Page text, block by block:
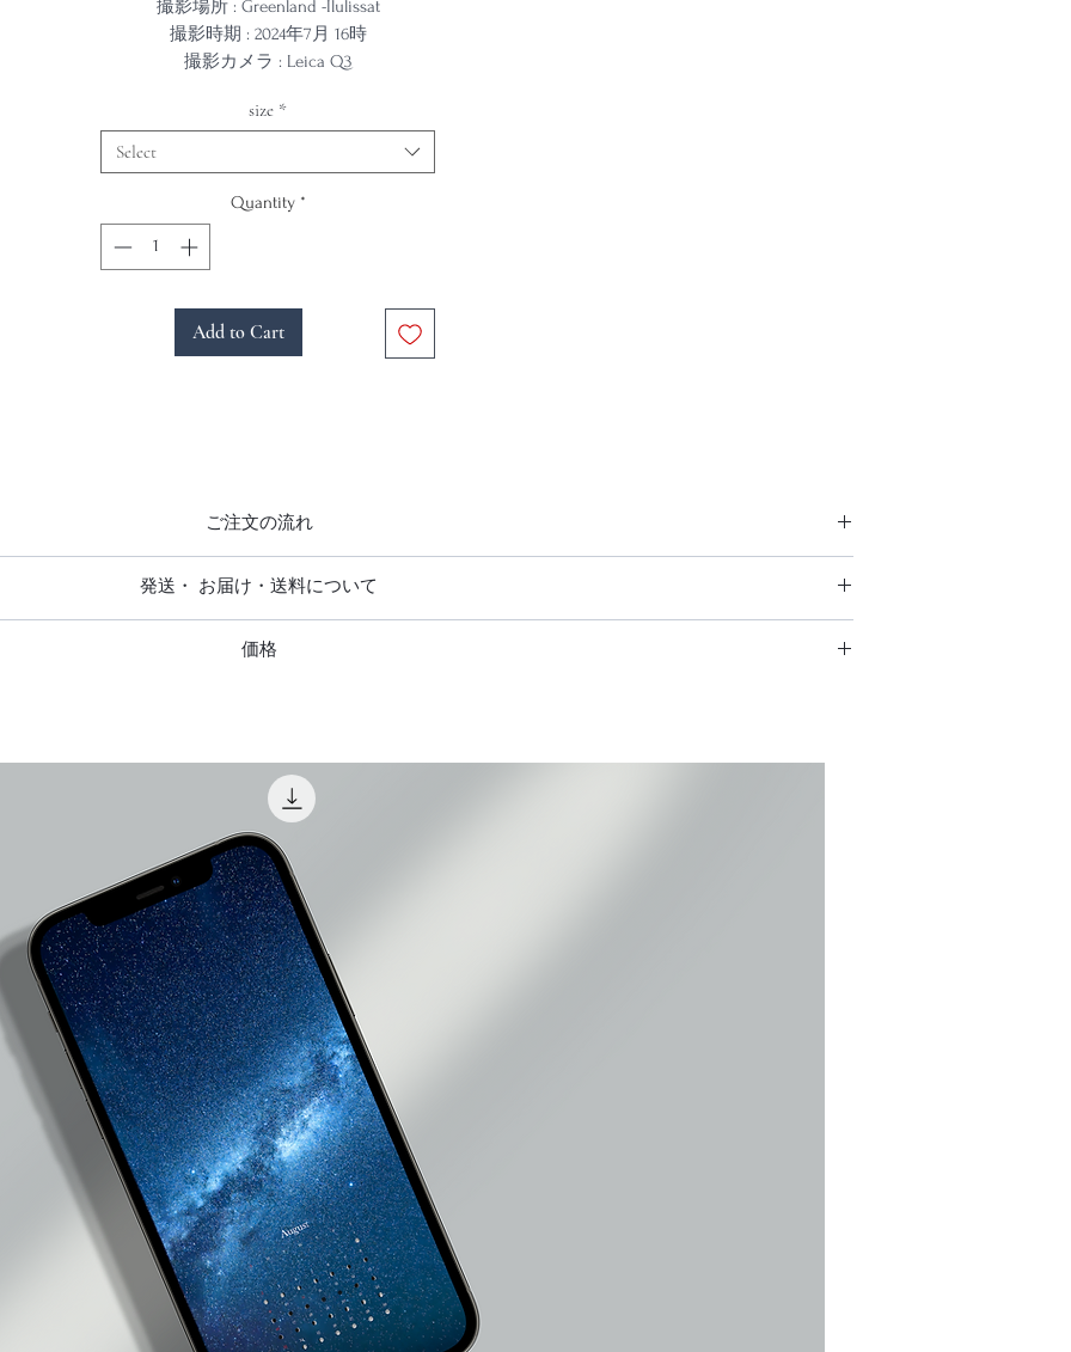
撮影場所 : Greenland -Ilulissat
撮影時期 : 2024年7月 16時
撮影カメラ : Leica Q3
印刷紙 ディープマット
表面反射を極限まで抑えた無光沢の印画紙です。
の表面反射が少ないため、ベルベットのように非常に柔らかで繊細か
仕上がり マット
Mサイズ
外寸 約226mm×313mm×12mm
マット窓寸 約148mm×98mm
size *
Select
Quantity *
Add to Cart
ご注文の流れ
仕上がりお届けまでに3週間前後お時間をいただいております。
発送・ お届け・送料について
追跡調査はありません。
ご注意
オーダー後、お支払い手続きをメールにてご案内いたします。
にて送信されますのでお届け先のお名前やご住所に誤りがないかご確認ください。
た場合はメールに記載されているclearのメールアドレスまでご連絡ください。
ご利用金融機関所定のお支払い手数料はお客様がご負担ください。
前払いにて代金が全額支払われた事を確認後の発送となります。
代金に過不足がある場合は別途ご連絡いたします。
お支払い後のお客様都合によるキャンセルは承っておりません。
欠陥がある場合を除き、返品はお断りさせていただいております。（無償提供のサービス品はこの限りで
はない）
ご注文から1週間以内のお支払いをお願いいたします。
ご注文から10日を経過した場合はキャンセルとさせていただきます。
価格